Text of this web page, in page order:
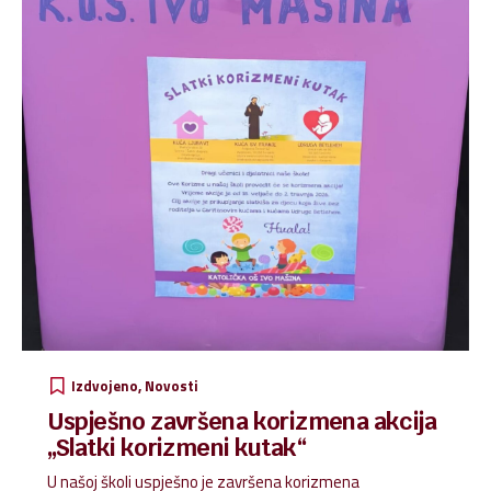
Izdvojeno Novosti
Uspješno završena korizmena akcija
„Slatki korizmeni kutak“
U našoj školi uspješno je završena korizmena